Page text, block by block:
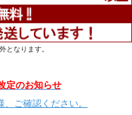
となります。
定のお知らせ
ご確認ください。